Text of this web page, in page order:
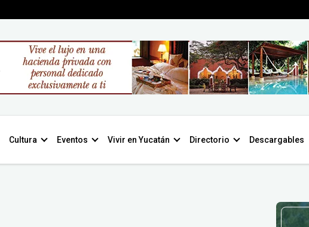
Cultura Eventos Vivir en Yucatán Directorio Descargables